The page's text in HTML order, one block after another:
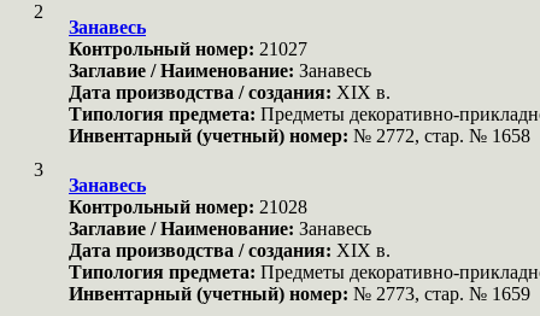
2
Занавесь
Контрольный номер: 21027
Заглавие / Наименование: Занавесь
Дата производства / создания: XIX в.
Типология предмета: Предметы декоративно-
Инвентарный (учетный) номер: № 2772, стар. № 1658
3
Занавесь
Контрольный номер: 21028
Заглавие / Наименование: Занавесь
Дата производства / создания: XIX в.
Типология предмета: Предметы декоративно-
Инвентарный (учетный) номер: № 2773, стар. № 1659